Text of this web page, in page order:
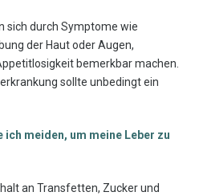
sich durch Symptome wie
der Haut oder Augen,
bemerkbar machen.
sollte unbedingt ein
meiden, um meine Leber zu
an Transfetten, Zucker und